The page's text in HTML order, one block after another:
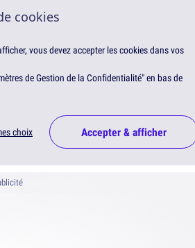
cookies
vous devez accepter les cookies dans vos
de Gestion de la Confidentialité" en bas de
choix Accepter & afficher